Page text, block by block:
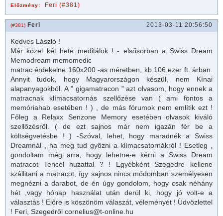
Előzmény: Feri (#381)
(#381) Feri 2013-03-11 20:56:50
Kedves László !
Már közel két hete meditálok ! - elsősorban a Swiss Dream
Memodream memomedic
matrac érdekelne 160x200 -as méretben, kb 106 ezer ft. árban.
Annyit tudok, hogy Magyarországon készül, nem Kínai
alapanyagokból. A " gigamatracon " azt olvasom, hogy ennek a
matracnak klímacsatornás szellőzése van ( ami fontos a
memóriahab esetében ! ) , de más fórumok nem említik ezt !
Főleg a Relaxx Senzone Memory esetében olvasok kiváló
szellőzésről. ( de ezt sajnos már nem igazán fér be a
költségvetésbe ! ) -Szóval, lehet, hogy maradnék a Swiss
Dreamnál , ha meg tud győzni a klímacsatornákról ! Esetleg ,
gondoltam még arra, hogy lehetne-e kérni a Swiss Dream
matracot Tencel huzattal ? ! Egyébként Szegedre kellene
szállitani a matracot, így sajnos nincs módomban személyesen
megnézni a darabot, de én úgy gondolom, hogy csak néhány
hét ,vagy hónap használat után derül ki, hogy jó volt-e a
választás ! Előre is köszönöm válaszát, véleményét ! Üdvözlettel
! Feri, Szegedről cornelius@t-online.hu